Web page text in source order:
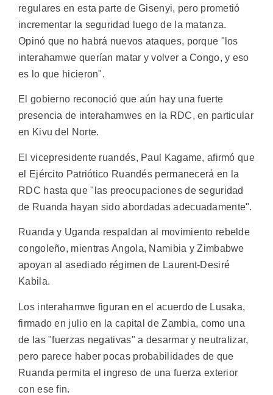
regulares en esta parte de Gisenyi, pero prometió
incrementar la seguridad luego de la matanza.
Opinó que no habrá nuevos ataques, porque "los
interahamwe querían matar y volver a Congo, y eso
es lo que hicieron".
El gobierno reconoció que aún hay una fuerte
presencia de interahamwes en la RDC, en particular
en Kivu del Norte.
El vicepresidente ruandés, Paul Kagame, afirmó que
el Ejército Patriótico Ruandés permanecerá en la
RDC hasta que "las preocupaciones de seguridad
de Ruanda hayan sido abordadas adecuadamente".
Ruanda y Uganda respaldan al movimiento rebelde
congoleño, mientras Angola, Namibia y Zimbabwe
apoyan al asediado régimen de Laurent-Desiré
Kabila.
Los interahamwe figuran en el acuerdo de Lusaka,
firmado en julio en la capital de Zambia, como una
de las "fuerzas negativas" a desarmar y neutralizar,
pero parece haber pocas probabilidades de que
Ruanda permita el ingreso de una fuerza exterior
con ese fin.